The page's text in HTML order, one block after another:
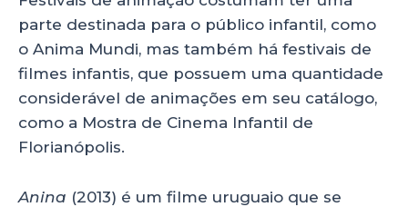
parte destinada para o público infantil, como
o Anima Mundi, mas também há festivais de
filmes infantis, que possuem uma quantidade
considerável de animações em seu catálogo,
como a Mostra de Cinema Infantil de
Florianópolis.
Anina (2013) é um filme uruguaio que se